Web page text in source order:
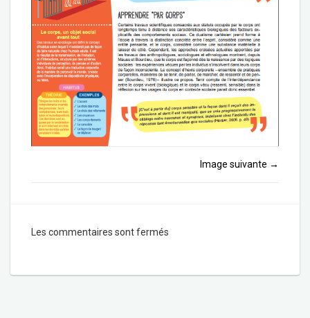
Image suivante →
Les commentaires sont fermés